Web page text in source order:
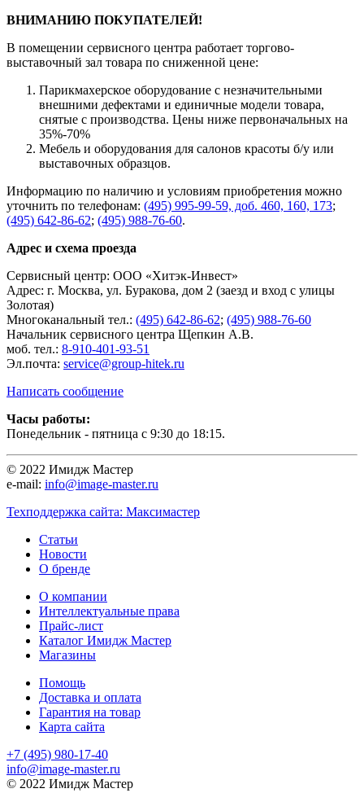
ВНИМАНИЮ ПОКУПАТЕЛЕЙ!
В помещении сервисного центра работает торгово-
выставочный зал товара по сниженной цене:
Парикмахерское оборудование с незначительными
внешними дефектами и единичные модели товара,
снятые с производства. Цены ниже первоначальных на
35%-70%
Мебель и оборудования для салонов красоты б/у или
выставочных образцов.
Информацию по наличию и условиям приобретения можно
уточнить по телефонам: (495) 995-99-59, доб. 460, 160, 173;
(495) 642-86-62; (495) 988-76-60.
Адрес и схема проезда
Сервисный центр: ООО «Хитэк-Инвест»
Адрес: г. Москва, ул. Буракова, дом 2 (заезд и вход с улицы
Золотая)
Многоканальный тел.: (495) 642-86-62; (495) 988-76-60
Начальник сервисного центра Щепкин А.В.
моб. тел.: 8-910-401-93-51
Эл.почта: service@group-hitek.ru
Написать сообщение
Часы работы:
Понедельник - пятница с 9:30 до 18:15.
© 2022 Имидж Мастер
e-mail: info@image-master.ru
Техподдержка сайта: Максимастер
Статьи
Новости
О бренде
О компании
Интеллектуальные права
Прайс-лист
Каталог Имидж Мастер
Магазины
Помощь
Доставка и оплата
Гарантия на товар
Карта сайта
+7 (495) 980-17-40
info@image-master.ru
© 2022 Имидж Мастер